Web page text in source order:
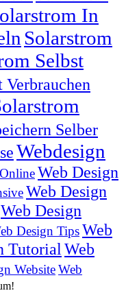
In
Solarstrom
Selbst
Verbrauchen
Selber
Webdesign
Web Design
Web Design
Web Design
Design TipsWeb
Tutorial Web
WebsiteWeb